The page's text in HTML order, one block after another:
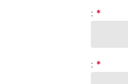
: *
: *